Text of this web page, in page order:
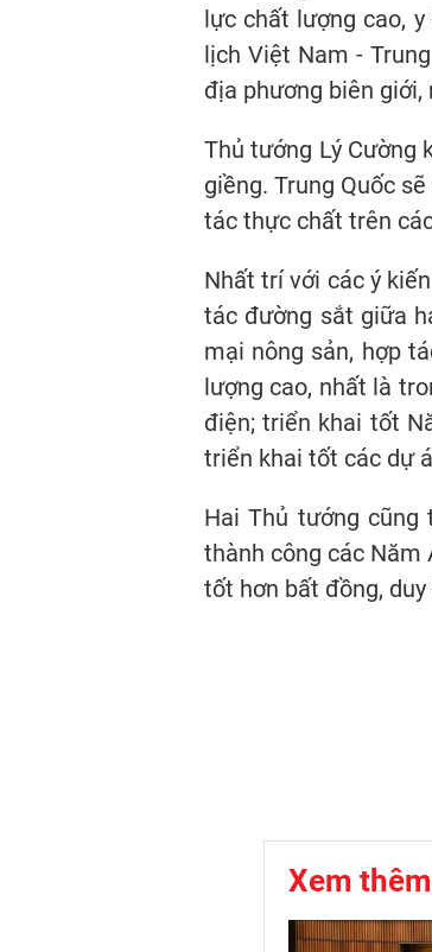
lực chất lượng cao,
lịch Việt Nam -
địa phương biên
Thủ tướng Lý Cường
giềng. Trung Quốc
tác thực chất trên
Nhất trí với các ý
tác đường sắt giữa
mại nông sản, hợp
lượng cao, nhất là
điện; triển khai tốt
triển khai tốt các dự
Hai Thủ tướng
thành công các Năm
tốt hơn bất đồng,
Xem thêm